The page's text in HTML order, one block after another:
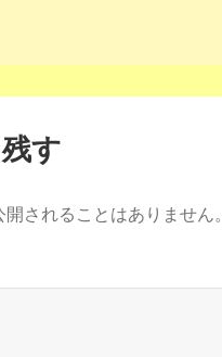
す
開されることはありません